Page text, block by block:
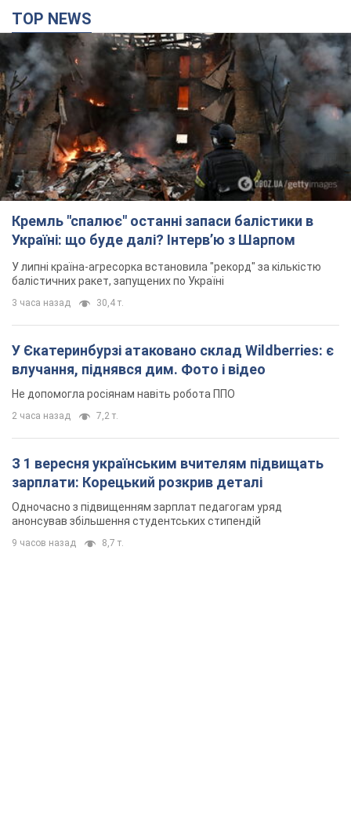
TOP NEWS
Кремль "спалює" останні запаси балістики в
Україні: що буде далі? Інтерв’ю з Шарпом
У липні країна-агресорка встановила "рекорд" за кількістю
балістичних ракет, запущених по Україні
3 часа назад 30,4 т.
У Єкатеринбурзі атаковано склад Wildberries: є
влучання, піднявся дим. Фото і відео
Не допомогла росіянам навіть робота ППО
2 часа назад 7,2 т.
З 1 вересня українським вчителям підвищать
зарплати: Корецький розкрив деталі
Одночасно з підвищенням зарплат педагогам уряд
анонсував збільшення студентських стипендій
9 часов назад 8,7 т.